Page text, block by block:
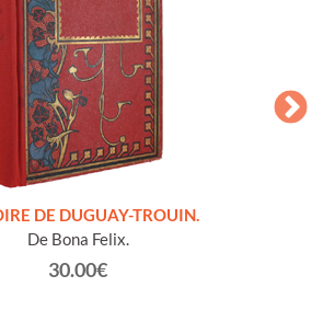
DE DUGUAY-TROUIN.
De Bona Felix.
30.00€